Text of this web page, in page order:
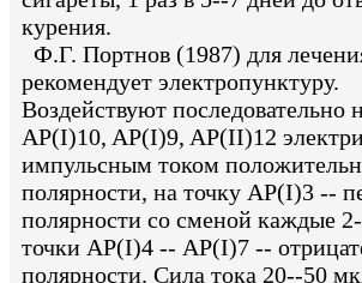
курения.
Ф.Г. Портнов (1987) для
рекомендует электропунктуру.
Воздействуют последовательно
AP(I)10, AP(I)9, AP(II)12
импульсным током
полярности, на точку AP(I)3 --
полярности со сменой каждые
точки АР(I)4 -- АР(I)7 --
полярности. Сила тока 20--50